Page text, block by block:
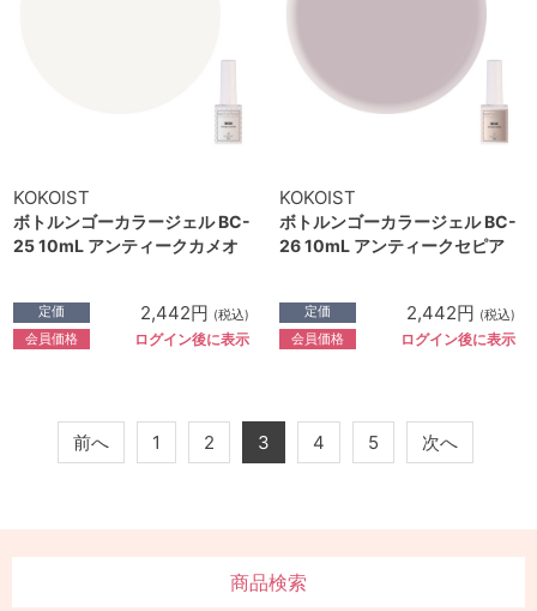
KOKOIST
ボトルンゴーカラージェル BC-
25 10mL アンティークカメオ
定価 2,442円 (税込)
会員価格 ログイン後に表示
KOKOIST
ボトルンゴーカラージェル BC-
26 10mL アンティークセピア
定価 2,442円 (税込)
会員価格 ログイン後に表示
前へ 1 2 3 4 5 次へ
商品検索